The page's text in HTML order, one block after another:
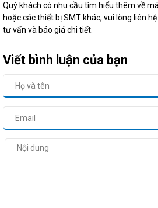
Quý khách có nhu cầu tìm hiểu thêm về
hoặc các thiết bị SMT khác, vui lòng liên
tư vấn và báo giá chi tiết.
Viết bình luận của bạn